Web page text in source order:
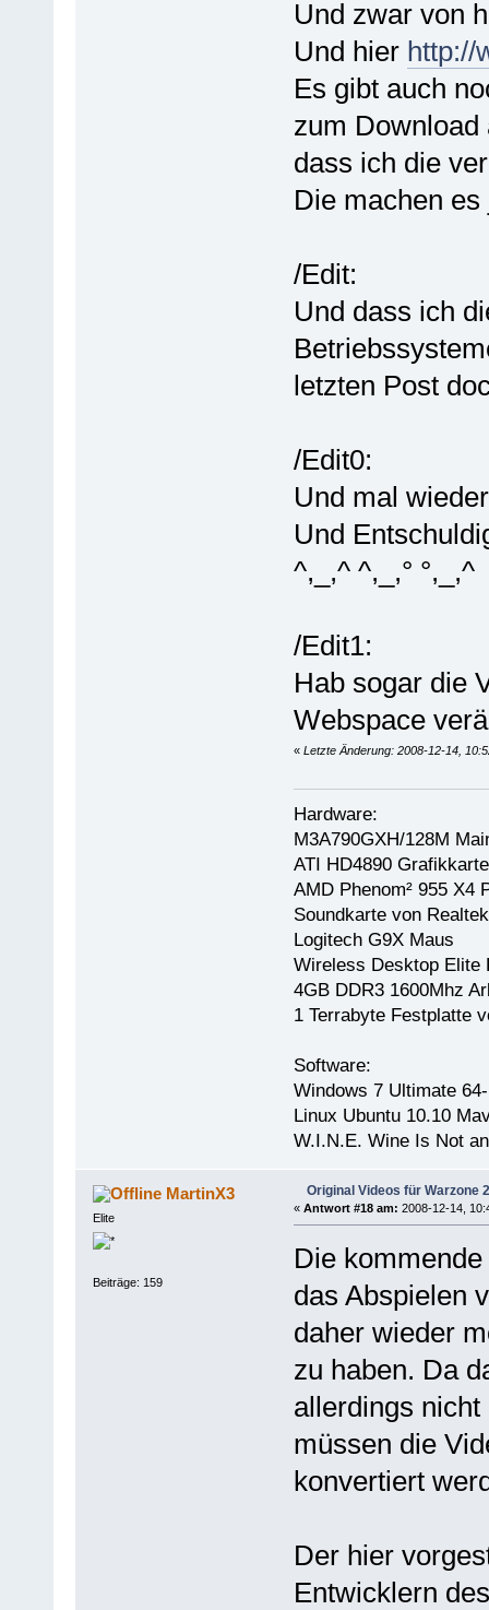
Und zwar von
Und hier http://
Es gibt auch
zum
dass ich die
Die machen
/Edit:
Und dass ich
letzten Post
/Edit0:
Und mal
Und
^,_,^ ^,_,° °,_,^
/Edit1:
Hab sogar die
Webspace
« Letzte Änderung: 2008-12-14,
Hardware:
M3A790GXH/128M
ATI HD4890 Grafikkarte
AMD Phenom² 955 X4
Soundkarte von
Logitech G9X Maus
Wireless Desktop Elite
4GB DDR3 1600Mhz
1 Terrabyte Festplatte
Software:
Windows 7 Ultimate
Linux Ubuntu 10.10
W.I.N.E. Wine Is Not
MartinX3
Elite
Beiträge: 159
Original Videos für Warzone
« Antwort #18 am: 2008-12-14,
Die
das Abspielen
daher wieder
zu haben. Da
allerdings
müssen die
konvertiert
Der hier
Entwicklern